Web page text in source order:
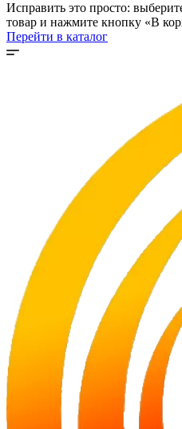
Исправить это просто:
товар и нажмите кнопку «В
Перейти в каталог